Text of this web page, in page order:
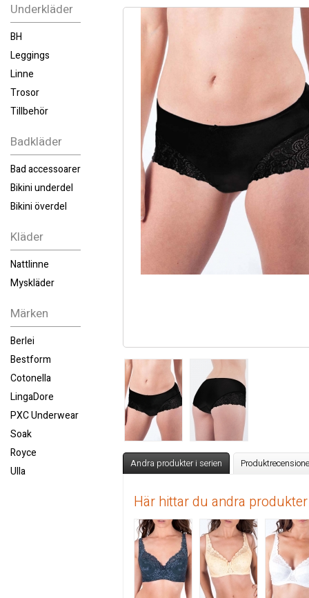
Underkläder
BH
Leggings
Linne
Trosor
Tillbehör
Badkläder
Bad accessoarer
Bikini underdel
Bikini överdel
Kläder
Nattlinne
Myskläder
Märken
Berlei
Bestform
Cotonella
LingaDore
PXC Underwear
Soak
Royce
Ulla
Andra produkter i serien
Här hittar du andra